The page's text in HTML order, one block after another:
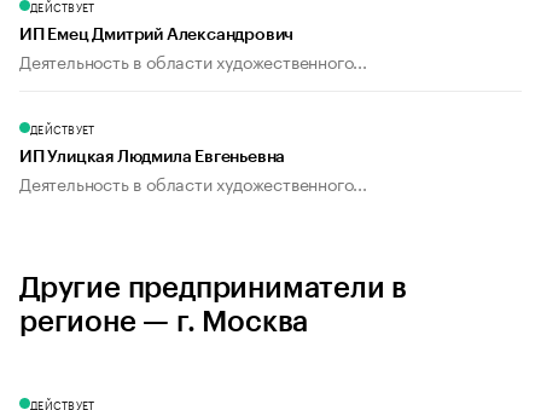
ДЕЙСТВУЕТ
ИП Емец Дмитрий Александрович
Деятельность в области художественного...
ДЕЙСТВУЕТ
ИП Улицкая Людмила Евгеньевна
Деятельность в области художественного...
Другие предприниматели в
регионе — г. Москва
ДЕЙСТВУЕТ